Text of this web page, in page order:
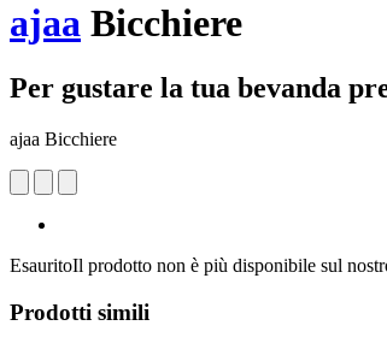
ajaa Bicchiere
Per gustare la tua bevanda
ajaa Bicchiere
EsauritoIl prodotto non è più disponibile sul
Prodotti simili